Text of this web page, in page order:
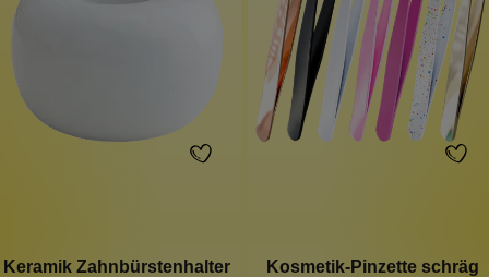
Keramik Zahnbürstenhalter Kosmetik-Pinzette schräg